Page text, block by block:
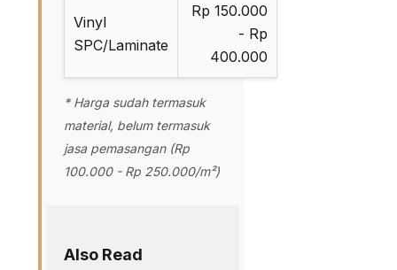
Vinyl
SPC/Laminate
Rp 150.000
- Rp
400.000
* Harga sudah termasuk
material, belum termasuk
jasa pemasangan (Rp
100.000 - Rp 250.000/m²)
Also Read